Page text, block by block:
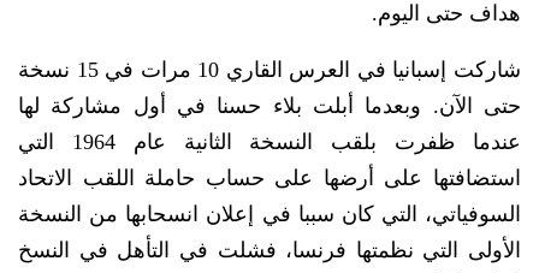
هداف حتى اليوم.
شاركت إسبانيا في العرس القاري 10 مرات في 15 نسخة
حتى الآن. وبعدما أبلت بلاء حسنا في أول مشاركة لها
عندما ظفرت بلقب النسخة الثانية عام 1964 التي
استضافتها على أرضها على حساب حاملة اللقب الاتحاد
السوفياتي، التي كان سببا في إعلان انسحابها من النسخة
الأولى التي نظمتها فرنسا، فشلت في التأهل في النسخ